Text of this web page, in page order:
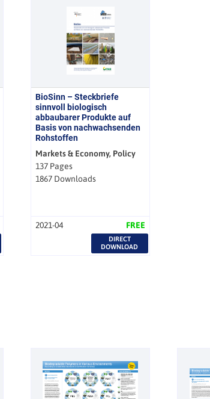
BioSinn – Steckbriefe
sinnvoll biologisch
abbaubarer Produkte auf
Basis von nachwachsenden
Rohstoffen
Markets & Economy, Policy
137 Pages
1867 Downloads
2021-04 FREE
DIRECT
DOWNLOAD